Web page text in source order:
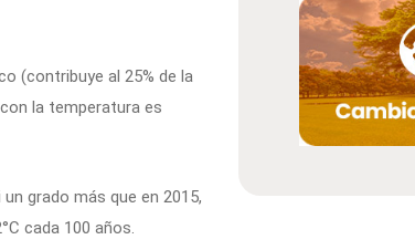
(contribuye al 25% de la
la temperatura es
grado más que en 2015,
cada 100 años.